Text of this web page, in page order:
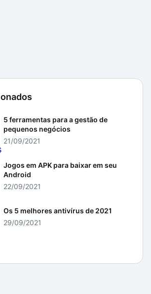
5 ferramentas para a gestão de
pequenos negócios
21/09/2021
Jogos em APK para baixar em seu
Android
22/09/2021
Os 5 melhores antivírus de 2021
29/09/2021